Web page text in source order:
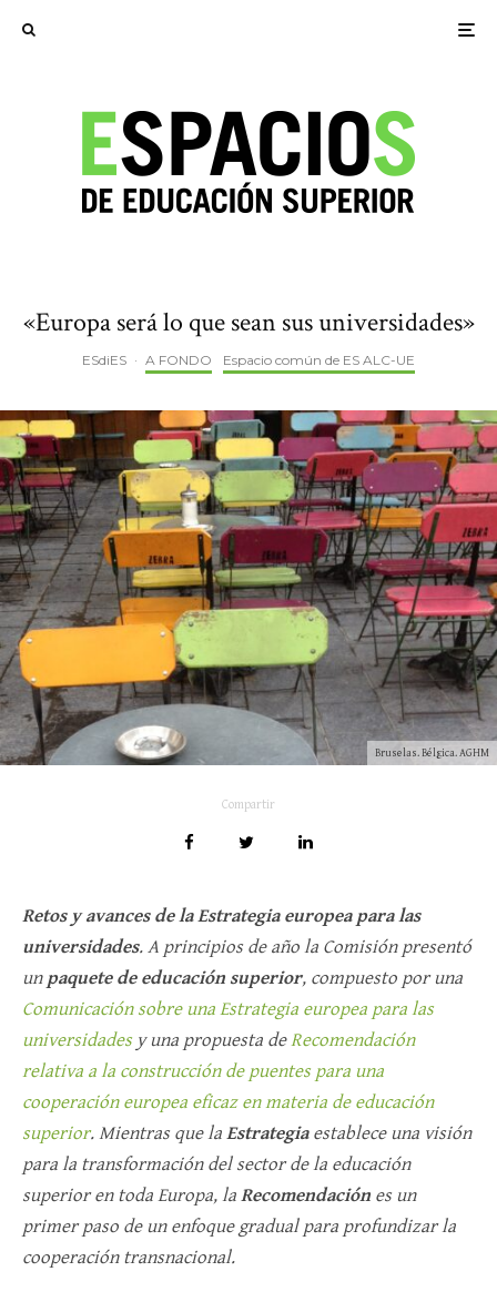
«Europa será lo que sean sus universidades»
ESdiES · A FONDO Espacio común de ES ALC-UE
Bruselas. Bélgica. AGHM
Compartir
Retos y avances de la Estrategia europea para las
universidades. A principios de año la Comisión presentó
un paquete de educación superior, compuesto por una
Comunicación sobre una Estrategia europea para las
universidadesy una propuesta deRecomendación
relativa a la construcción de puentes para una
cooperación europea eficaz en materia de educación
superior. Mientras que la Estrategiaestablece una visión
para la transformación del sector de la educación
superior en toda Europa, la Recomendación es un
primer paso de un enfoque gradual para profundizar la
cooperación transnacional.